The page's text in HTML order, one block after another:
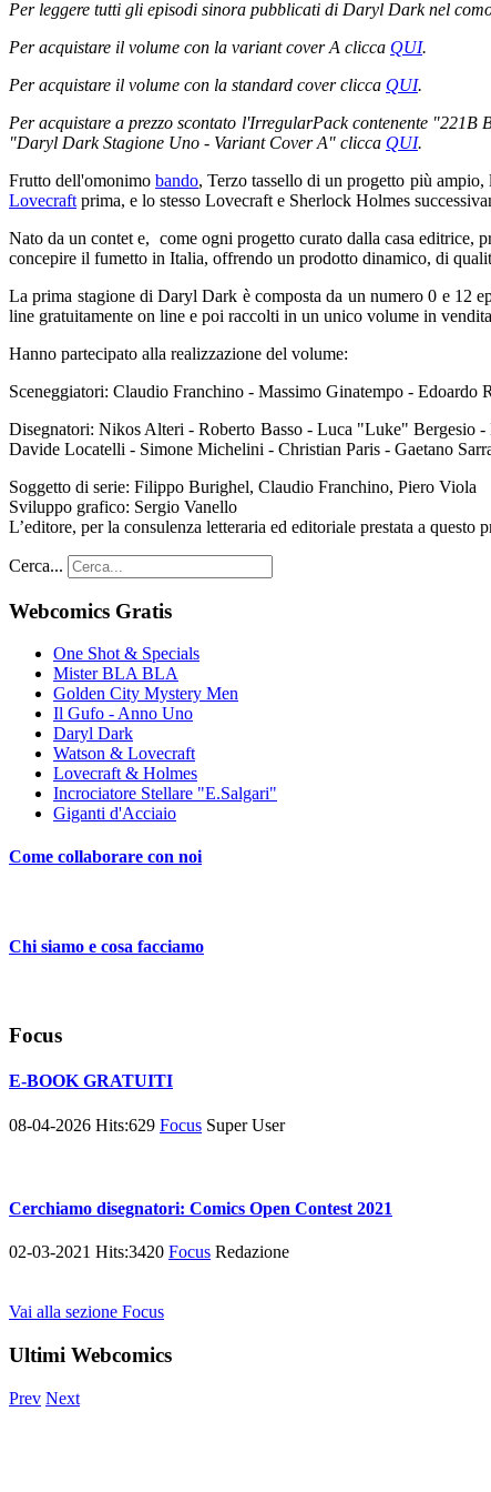
Per leggere tutti gli episodi sinora pubblicati di Daryl Dark nel
Per acquistare il volume con la variant cover A clicca QUI.
Per acquistare il volume con la standard cover clicca QUI.
Per acquistare a prezzo scontato l'IrregularPack contenente
"Daryl Dark Stagione Uno - Variant Cover A" clicca QUI.
Frutto dell'omonimobando, Terzo tassello di un progetto più
Lovecraft prima, e lo stesso Lovecraft e Sherlock Holmes
Nato da un contet e, come ogni progetto curato dalla casa editrice,
concepire il fumetto in Italia, offrendo un prodotto dinamico, di
La prima stagione di Daryl Dark è composta da un numero 0 e 12
line gratuitamente on line e poi raccolti in un unico volume in
Hanno partecipato alla realizzazione del volume:
Sceneggiatori: Claudio Franchino - Massimo Ginatempo - Edoardo
Disegnatori: Nikos Alteri - Roberto Basso - Luca "Luke" Bergesio
Davide Locatelli - Simone Michelini - Christian Paris - Gaetano
Soggetto di serie: Filippo Burighel, Claudio Franchino, Piero Viola
Sviluppo grafico: Sergio Vanello
L’editore, per la consulenza letteraria ed editoriale prestata a
Cerca...
Webcomics Gratis
One Shot & Specials
Mister BLA BLA
Golden City Mystery Men
Il Gufo - Anno Uno
Daryl Dark
Watson & Lovecraft
Lovecraft & Holmes
Incrociatore Stellare "E.Salgari"
Giganti d'Acciaio
Come collaborare con noi
Chi siamo e cosa facciamo
Focus
E-BOOK GRATUITI
08-04-2026 Hits:629 Focus Super User
Cerchiamo disegnatori: Comics Open Contest 2021
02-03-2021 Hits:3420 Focus Redazione
Vai alla sezione Focus
Ultimi Webcomics
Prev Next